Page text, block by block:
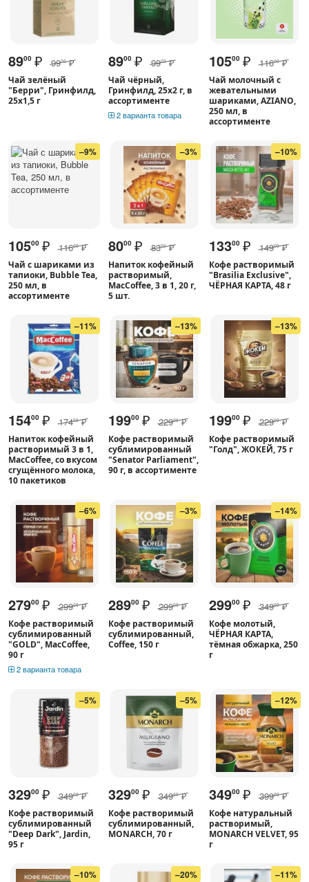
8900 ₽ 9900 ₽
Чай зелёный
"Берри", Гринфилд,
25х1,5 г
8900 ₽ 9900 ₽
Чай чёрный,
Гринфилд, 25х2 г, в
ассортименте
2 варианта товара
10500 ₽ 11600 ₽
Чай молочный с
жевательными
шариками, AZIANO,
250 мл, в
ассортименте
–9%
10500 ₽ 11600 ₽
Чай с шариками из
тапиоки, Bubble Tea,
250 мл, в
ассортименте
–3%
8000 ₽ 8300 ₽
Напиток кофейный
растворимый,
MacCoffee, 3 в 1, 20 г,
5 шт.
–10%
13300 ₽ 14900 ₽
Кофе растворимый
"Brasilia Exclusive",
ЧЁРНАЯ КАРТА, 48 г
–11%
15400 ₽ 17450 ₽
Напиток кофейный
растворимый 3 в 1,
MacCoffee, со вкусом
сгущённого молока,
10 пакетиков
–13%
19900 ₽ 22900 ₽
Кофе растворимый
сублимированный
"Senator Parliament",
90 г, в ассортименте
–13%
19900 ₽ 22900 ₽
Кофе растворимый
"Голд", ЖОКЕЙ, 75 г
–6%
27900 ₽ 29900 ₽
Кофе растворимый
сублимированный
"GOLD", MacCoffee,
90 г
2 варианта товара
–3%
28900 ₽ 29900 ₽
Кофе растворимый
сублимированный,
Coffee, 150 г
–14%
29900 ₽ 34900 ₽
Кофе молотый,
ЧЁРНАЯ КАРТА,
тёмная обжарка, 250
г
–5%
32900 ₽ 34900 ₽
Кофе растворимый
сублимированный
"Deep Dark", Jardin,
95 г
–5%
32900 ₽ 34900 ₽
Кофе растворимый
сублимированный,
MONARCH, 70 г
–12%
34900 ₽ 39900 ₽
Кофе натуральный
растворимый,
MONARCH VELVET, 95
г
–10% –20% –11%